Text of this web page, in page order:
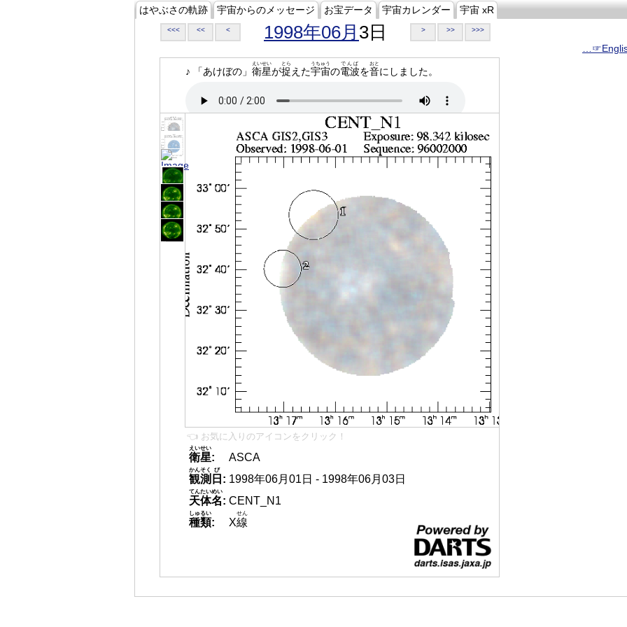
はやぶさの軌跡 宇宙からのメッセージ お宝データ 宇宙カレンダー 宇宙 xR
<<< << < 1998年06月 3日 > >> >>>
♪ 「あけぼの」 衛星
えいせい
が捉
とら
えた宇宙
うちゅう
の電波
でんぱ
を音
おと
にしました。
👈 お気に入りのアイコンをクリック！
衛星
えいせい
:
ASCA
観測
かんそく
日
び
: 1998年06月01日 - 1998年06月03日
天体名
てんたいめい
: CENT_N1
種類
しゅるい
: X線
せん